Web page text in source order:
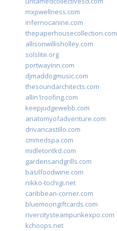
mxpwellness.com
infernocanine.com
thepaperhousecollection.com
allisonwillisholley.com
solslite.org
portwayinn.com
djmaddogmusic.com
thesoundarchitects.com
allin1roofing.com
keepjudgewebb.com
anatomyofadventure.com
drivancastillo.com
cmmedspa.com
midletontkd.com
gardensandgrills.com
basilfoodwine.com
nikko-tochigi.net
caribbean-corner.com
bluemoongiftcards.com
rivercitysteampunkexpo.com
kchoops.net